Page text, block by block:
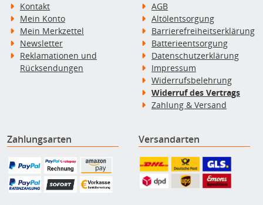
Kontakt
Mein Konto
Mein Merkzettel
Newsletter
Reklamationen und
Rücksendungen
AGB
Altölentsorgung
Barrierefreiheitserklärung
Batterieentsorgung
Datenschutzerklärung
Impressum
Widerrufsbelehrung
Widerruf des Vertrags
Zahlung & Versand
Zahlungsarten Versandarten